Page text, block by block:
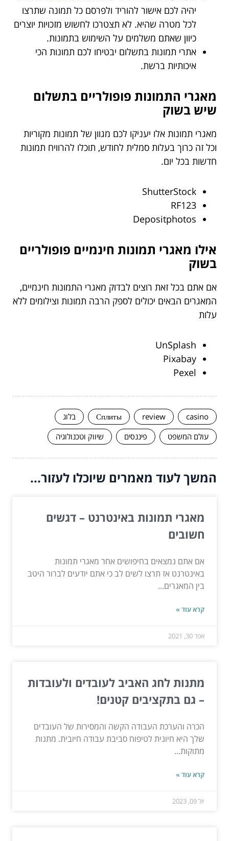
יהיה לכם אישור להוריד ולפרסם כל תמונה שתרצו
לכל מטרה שהיא. לא תצטרכו לחשוש מזכויות יוצרים
כיוון שאתם משלמים על השימוש בתמונות.
אתרי תמונות בתשלום יבטיחו לכם תמונות הכי
איכותיות ברשת.
מאגרי התמונות פופולריים בתשלום
שיש בשוק
מאגרי תמונות אלו יעניקו לכם מגוון של תמונות מקוריות
וכל זה כרוך בעלות סמלית לחודש, תוכלו להרוויח תמונות
חדשות בכל יום.
ShutterStock
RF123
Depositphotos
אילו מאגרי תמונות חינמיים פופולריים
בשוק
אם אתם בכל זאת רוצים לבדוק מאגרי התמונות חינמיים,
המאגרים הבאים יכולים לספק הרבה תמונות וצילומים ללא
עלות
UnSplash
Pixabay
Pexel
casino
review
Сплиты
בלוג
עולם המשפט
פיננסים שיווק וטכנולוגיה
המשך לעוד מאמרים שיוכלו לעזור...
מאגרי תמונות באינטרנט – דגשים
חשובים
אם אתם נמצאים בחיפושים אחר מאגרי תמונות
באינטרנט אז תרצו לשים לב כי אתם יודעים לברור היטב
בין המאגרים...
קרא עוד »
אפר 30, 2021
מתנות לחג האביב לעובדים ולעובדות
– גם בתקציבים קטנים!
הכרה והערכת העבודה הקשה והמסירות של העובדים
שלך היא חיונית לטיפוח סביבת עבודה חיובית. מתנות
מתוקות...
קרא עוד »
יול 09, 2023